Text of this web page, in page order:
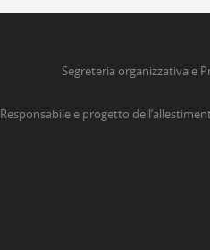
Segreteria organizzativa e
Responsabile e progetto